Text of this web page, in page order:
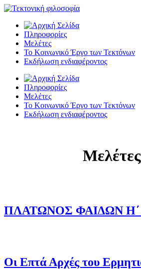
Πληροφορίες
Μελέτες
Το Κοινωνικό Έργο των Τεκτόνων
Εκδήλωση ενδιαφέροντος
Πληροφορίες
Μελέτες
Το Κοινωνικό Έργο των Τεκτόνων
Εκδήλωση ενδιαφέροντος
Μελέτες
ΠΛΑΤΩΝΟΣ ΦΑΙΔΩΝ
Οι Επτά Αρχές του